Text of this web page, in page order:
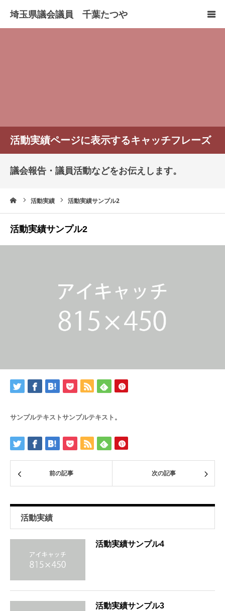
活動実績ページに表示するキャッチフレーズ
議会報告・議員活動などをお伝えします。
活動実績 活動実績サンプル2
活動実績サンプル2
サンプルテキストサンプルテキスト。
前の記事 次の記事
活動実績
活動実績サンプル4
活動実績サンプル3
活動報告